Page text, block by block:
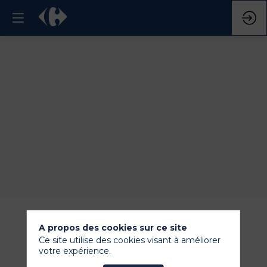
A propos des cookies sur ce site
Ce site utilise des cookies visant à améliorer
votre expérience.